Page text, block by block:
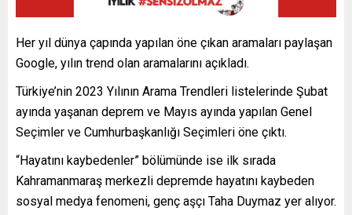
Her yıl dünya çapında yapılan öne çıkan aramaları paylaşan
Google, yılın trend olan aramalarını açıkladı.
Türkiye’nin 2023 Yılının Arama Trendleri listelerinde Şubat
ayında yaşanan deprem ve Mayıs ayında yapılan Genel
Seçimler ve Cumhurbaşkanlığı Seçimleri öne çıktı.
“Hayatını kaybedenler” bölümünde ise ilk sırada
Kahramanmaraş merkezli depremde hayatını kaybeden
sosyal medya fenomeni, genç aşçı Taha Duymaz yer alıyor.